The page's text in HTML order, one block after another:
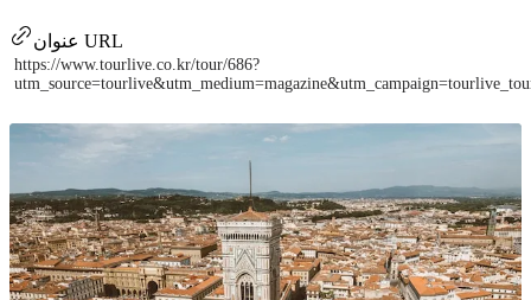
عنوان URL
https://www.tourlive.co.kr/tour/686?